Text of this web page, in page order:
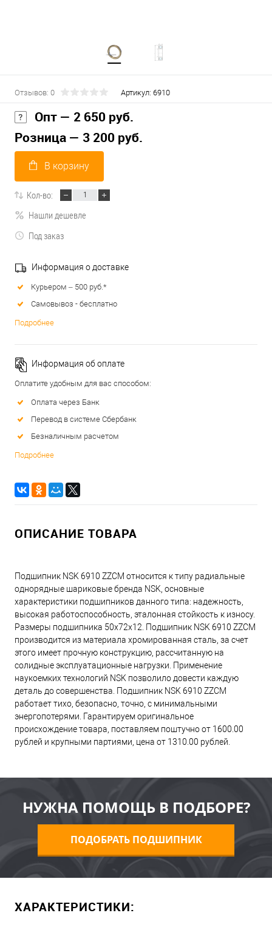
Отзывов: 0 Артикул: 6910
Опт — 2 650 руб.
Розница — 3 200 руб.
В корзину
Кол-во:
Нашли дешевле
Под заказ
Информация о доставке
Курьером – 500 руб.*
Самовывоз - бесплатно
Подробнее
Информация об оплате
Оплатите удобным для вас способом:
Оплата через Банк
Перевод в системе Сбербанк
Безналичным расчетом
Подробнее
ОПИСАНИЕ ТОВАРА
Подшипник NSK 6910 ZZCM относится к типу радиальные
однорядные шариковые бренда NSK, основные
характеристики подшипников данного типа: надежность,
высокая работоспособность, эталонная стойкость к износу.
Размеры подшипника 50x72x12. Подшипник NSK 6910 ZZCM
производится из материала хромированная сталь, за счет
этого имеет прочную конструкцию, рассчитанную на
солидные эксплуатационные нагрузки. Применение
наукоемких технологий NSK позволило довести каждую
деталь до совершенства. Подшипник NSK 6910 ZZCM
работает тихо, безопасно, точно, с минимальными
энергопотерями. Гарантируем оригинальное
происхождение товара, поставляем поштучно от 1600.00
рублей и крупными партиями, цена от 1310.00 рублей.
НУЖНА ПОМОЩЬ В ПОДБОРЕ?
ПОДОБРАТЬ ПОДШИПНИК
ХАРАКТЕРИСТИКИ: